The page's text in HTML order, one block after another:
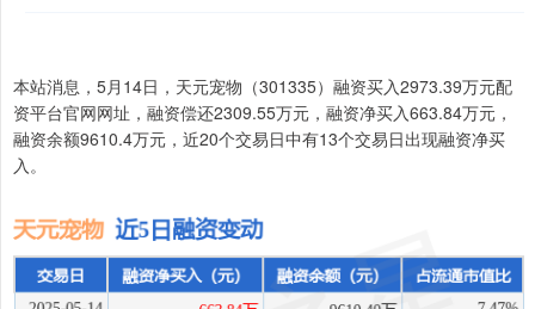
本站消息，5月14日，天元宠物（301335）融资买入2973.39万元配
资平台官网网址，融资偿还2309.55万元，融资净买入663.84万元，
融资余额9610.4万元，近20个交易日中有13个交易日出现融资净买
入。